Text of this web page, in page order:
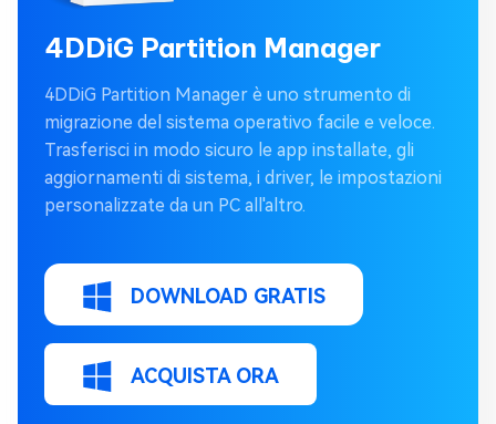
4DDiG Partition Manager
4DDiG Partition Manager è uno strumento di
migrazione del sistema operativo facile e veloce.
Trasferisci in modo sicuro le app installate, gli
aggiornamenti di sistema, i driver, le impostazioni
personalizzate da un PC all'altro.
DOWNLOAD GRATIS
ACQUISTA ORA